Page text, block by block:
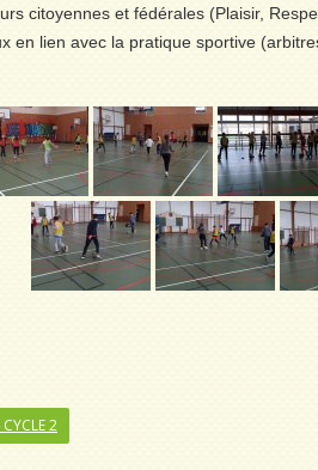
citoyennes et fédérales (Plaisir,
en lien avec la pratique sportive
2